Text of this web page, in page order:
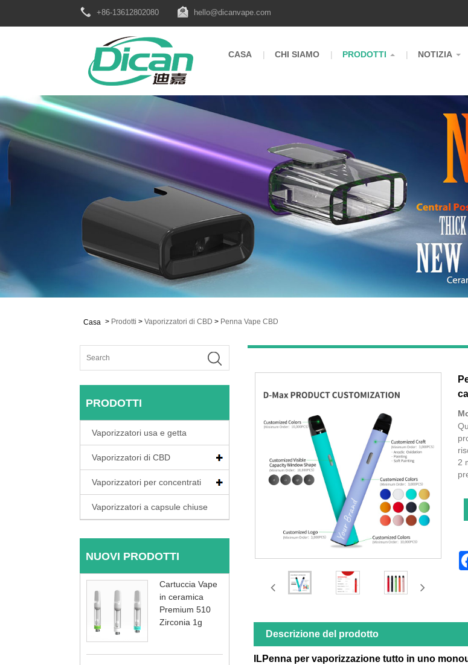
+86-13612802080 hello@dicanvape.com
CASA CHI SIAMO PRODOTTI NOTIZIA
Casa > Prodotti > Vaporizzatori di CBD > Penna Vape CBD
PRODOTTI
Vaporizzatori usa e getta
Vaporizzatori di CBD
Vaporizzatori per concentrati
Vaporizzatori a capsule chiuse
NUOVI PRODOTTI
Cartuccia Vape
in ceramica
Premium 510
Zirconia 1g
2
Descrizione del prodotto
ILPenna per vaporizzazione tutto in uno